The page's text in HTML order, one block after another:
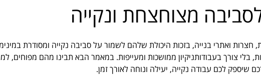
מצוחצחת ונקייה
חצרות ואתרי בנייה, בזכות היכולת שלהם לשמור על סביבה נקייה ומסודרת
בלי צורך בעבודותניקיון ממושכות ומעייפות. במאמר הבא תבינו מהם
שיספק לכם עבודה נקייה, יעילה ונוחה לאורך זמן.